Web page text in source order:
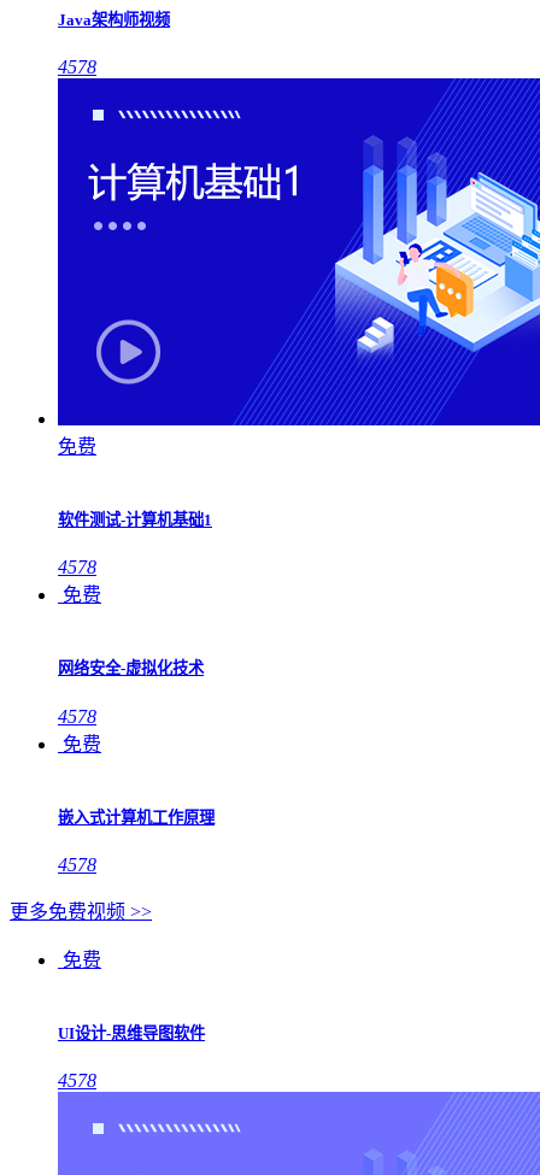
Java架构师视频
4578
免费
软件测试-计算机基础1
4578
免费
网络安全-虚拟化技术
4578
免费
嵌入式计算机工作原理
4578
更多免费视频 >>
免费
UI设计-思维导图软件
4578